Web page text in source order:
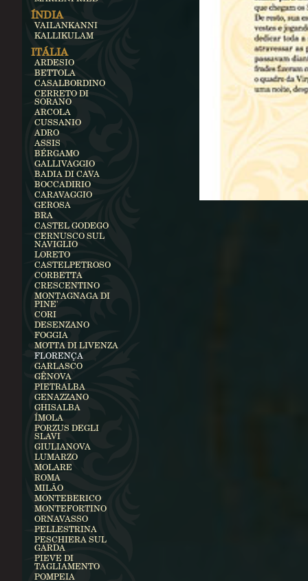
ÍNDIA
VAILANKANNI
KALLIKULAM
ITÁLIA
ARDESIO
BETTOLA
CASALBORDINO
CERRETO DI
SORANO
ARCOLA
CUSSANIO
ADRO
ASSIS
BÉRGAMO
GALLIVAGGIO
BADIA DI CAVA
BOCCADIRIO
CARAVAGGIO
GEROSA
BRA
CASTEL GODEGO
CERNUSCO SUL
NAVIGLIO
LORETO
CASTELPETROSO
CORBETTA
CRESCENTINO
MONTAGNAGA DI
PINE'
CORI
DESENZANO
FOGGIA
MOTTA DI LIVENZA
FLORENÇA
GARLASCO
GÊNOVA
PIETRALBA
GENAZZANO
GHISALBA
ÍMOLA
PORZUS DEGLI
SLAVI
GIULIANOVA
LUMARZO
MOLARE
ROMA
MILÃO
MONTEBERICO
MONTEFORTINO
ORNAVASSO
PELLESTRINA
PESCHIERA SUL
GARDA
PIEVE DI
TAGLIAMENTO
POMPEIA